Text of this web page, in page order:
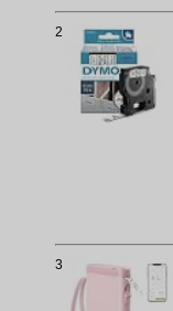
2
3